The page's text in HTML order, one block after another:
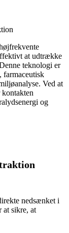
at udtrække
teknologi er
farmaceutisk
Ved at
og
nedsænket i
at sikre, at